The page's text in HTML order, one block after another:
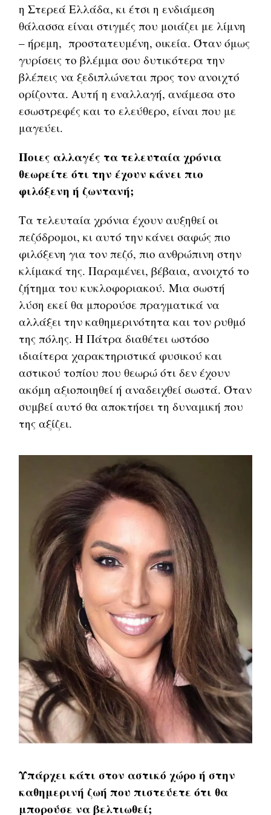
η Στερεά Ελλάδα, κι έτσι η ενδιάμεση
θάλασσα είναι στιγμές που μοιάζει με λίμνη
– ήρεμη, προστατευμένη, οικεία. Όταν όμως
γυρίσεις το βλέμμα σου δυτικότερα την
βλέπεις να ξεδιπλώνεται προς τον ανοιχτό
ορίζοντα. Αυτή η εναλλαγή, ανάμεσα στο
εσωστρεφές και το ελεύθερο, είναι που με
μαγεύει.
Ποιες αλλαγές τα τελευταία χρόνια
θεωρείτε ότι την έχουν κάνει πιο
φιλόξενη ή ζωντανή;
Τα τελευταία χρόνια έχουν αυξηθεί οι
πεζόδρομοι, κι αυτό την κάνει σαφώς πιο
φιλόξενη για τον πεζό, πιο ανθρώπινη στην
κλίμακά της. Παραμένει, βέβαια, ανοιχτό το
ζήτημα του κυκλοφοριακού. Μια σωστή
λύση εκεί θα μπορούσε πραγματικά να
αλλάξει την καθημερινότητα και τον ρυθμό
της πόλης. Η Πάτρα διαθέτει ωστόσο
ιδιαίτερα χαρακτηριστικά φυσικού και
αστικού τοπίου που θεωρώ ότι δεν έχουν
ακόμη αξιοποιηθεί ή αναδειχθεί σωστά. Όταν
συμβεί αυτό θα αποκτήσει τη δυναμική που
της αξίζει.
Υπάρχει κάτι στον αστικό χώρο ή στην
καθημερινή ζωή που πιστεύετε ότι θα
μπορούσε να βελτιωθεί;